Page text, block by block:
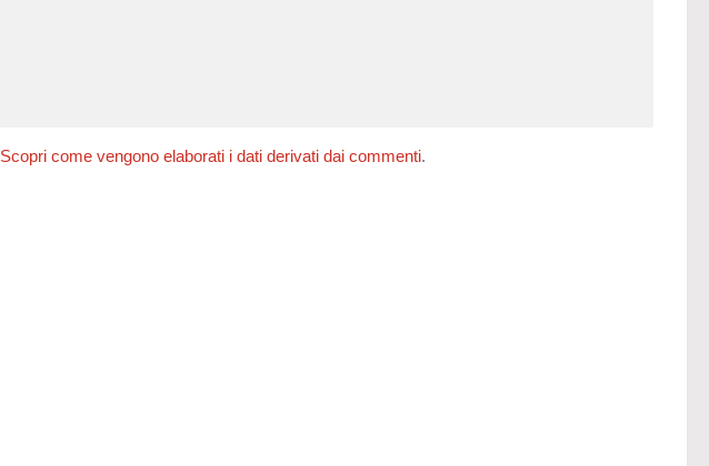
Scopri come vengono elaborati i dati derivati dai commenti.